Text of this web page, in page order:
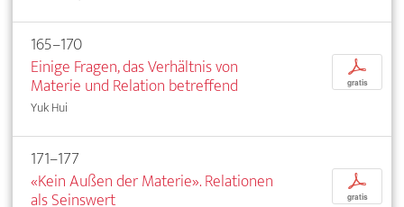
165–170
Einige Fragen, das Verhältnis von
Materie und Relation betreffend
Yuk Hui
p
gratis
171–177
«Kein Außen der Materie». Relationen
als Seinswert
p
gratis